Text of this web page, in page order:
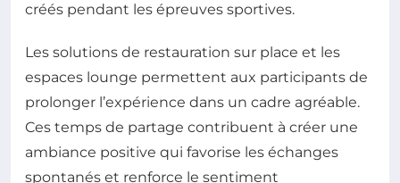
créés pendant les épreuves sportives.
Les solutions de restauration sur place et les
espaces lounge permettent aux participants de
prolonger l’expérience dans un cadre agréable.
Ces temps de partage contribuent à créer une
ambiance positive qui favorise les échanges
spontanés et renforce le sentiment